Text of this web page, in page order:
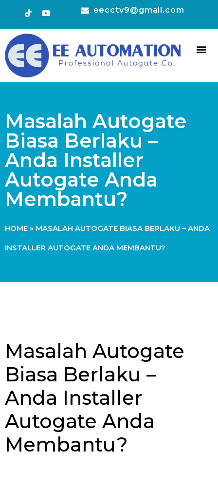
eecctv9@gmail.com
Masalah Autogate
Biasa Berlaku –
Anda Installer
Autogate Anda
Membantu?
HOME » MASALAH AUTOGATE BIASA BERLAKU – ANDA
INSTALLER AUTOGATE ANDA MEMBANTU?
Masalah Autogate
Biasa Berlaku –
Anda Installer
Autogate Anda
Membantu?